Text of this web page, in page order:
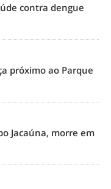
contra dengue
próximo ao Parque
Jacaúna, morre em